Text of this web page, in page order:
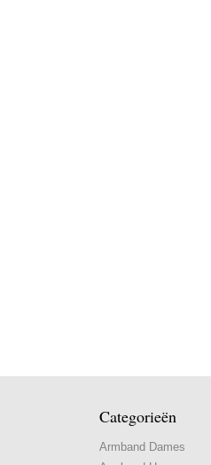
Categorieën
Armband Dames